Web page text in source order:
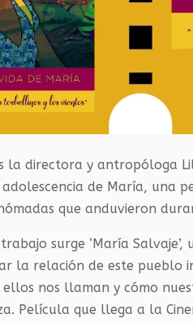
la directora y antropóloga
de María, una
que anduvieron
surge ‘María
la relación de este pueblo
ellos nos llaman y cómo
Película que llega a la